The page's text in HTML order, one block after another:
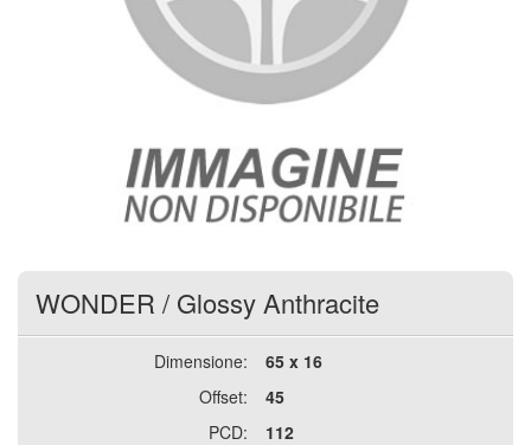
WONDER / Glossy Anthracite
Dimensione:
65 x 16
Offset:
45
PCD:
112